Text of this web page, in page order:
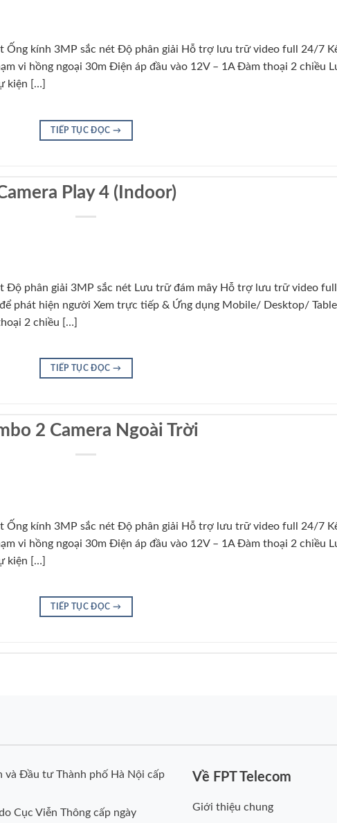
Ống kính 3MP sắc nét Độ phân giải Hỗ trợ lưu trữ video full 24/7
vi hồng ngoại 30m Điện áp đầu vào 12V – 1A Đàm thoại 2 chiều
kiện […]
TIẾP TỤC ĐỌC →
Play 4 (Indoor)
Độ phân giải 3MP sắc nét Lưu trữ đám mây Hỗ trợ lưu trữ video full
phát hiện người Xem trực tiếp & Ứng dụng Mobile/ Desktop/
2 chiều […]
TIẾP TỤC ĐỌC →
2 Camera Ngoài Trời
Ống kính 3MP sắc nét Độ phân giải Hỗ trợ lưu trữ video full 24/7
vi hồng ngoại 30m Điện áp đầu vào 12V – 1A Đàm thoại 2 chiều
kiện […]
TIẾP TỤC ĐỌC →
và Đầu tư Thành phố Hà Nội cấp
Cục Viễn Thông cấp ngày
Về FPT Telecom
Giới thiệu chung